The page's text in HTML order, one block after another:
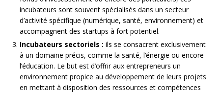
incubateurs sont souvent spécialisés dans un secteur
d’activité spécifique (numérique, santé, environnement) et
accompagnent des startups à fort potentiel.
Incubateurs sectoriels : ils se consacrent exclusivement
à un domaine précis, comme la santé, l’énergie ou encore
l’éducation. Le but est d’offrir aux entrepreneurs un
environnement propice au développement de leurs projets
en mettant à disposition des ressources et compétences